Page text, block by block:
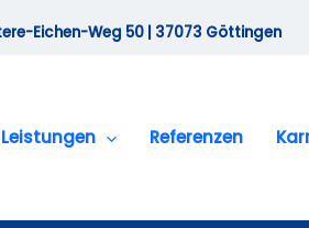
Eichen-Weg 50 | 37073 Göttingen
Leistungen Referenzen